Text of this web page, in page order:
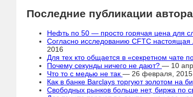
Последние публикации
Нефть по 50 — просто горячая цена для
Согласно исследованию CFTC
2016
Для тех кто общается в «секретном чате
Почему секунды ничего не дают? — 10
Что то с медью не так — 26 февраля, 2015
Как в банке Barclays торгуют золотом на
Свободных рынков больше нет, биржа по